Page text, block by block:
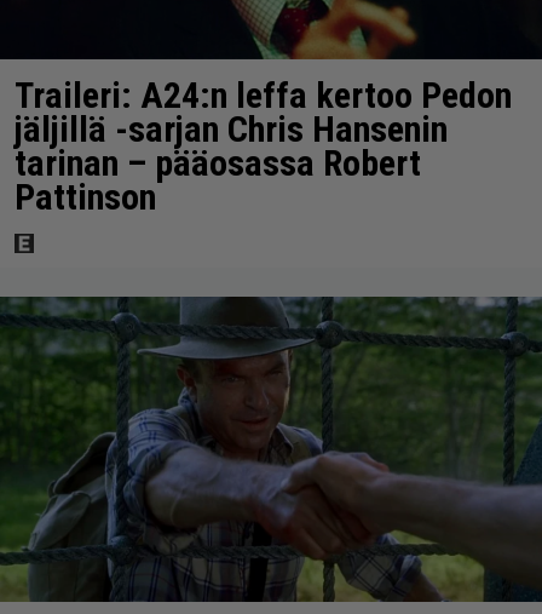
Traileri: A24:n leffa kertoo Pedon
jäljillä -sarjan Chris Hansenin
tarinan – pääosassa Robert
Pattinson